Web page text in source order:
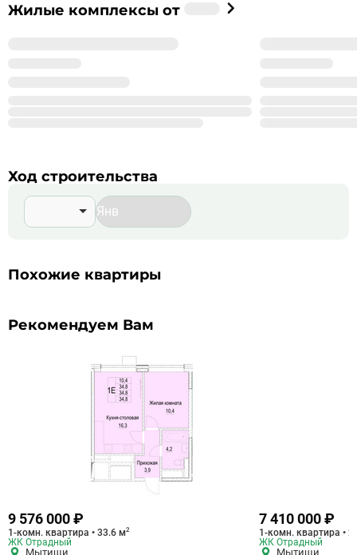
Застройщик
%_NAME_%
Жилые комплексы от
Ход строительства
Похожие квартиры
Рекомендуем Вам
9 576 000 ₽
1-комн. квартира • 33.6 м2
ЖК Отрадный
Мытищи
7 410 000 ₽
1-комн. квартира •
ЖК Отрадный
Мытищи